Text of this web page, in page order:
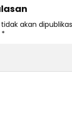
akan
*